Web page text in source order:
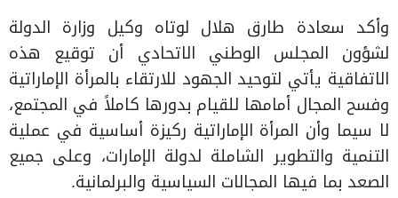
وأكد سعادة طارق هلال لوتاه وكيل وزارة الدولة
لشؤون المجلس الوطني الاتحادي أن توقيع هذه
الاتفاقية يأتي لتوحيد الجهود للارتقاء بالمرأة الإماراتية
وفسح المجال أمامها للقيام بدورها كاملاً في المجتمع،
لا سيما وأن المرأة الإماراتية ركيزة أساسية في عملية
التنمية والتطوير الشاملة لدولة الإمارات، وعلى جميع
الصعد بما فيها المجالات السياسية والبرلمانية.